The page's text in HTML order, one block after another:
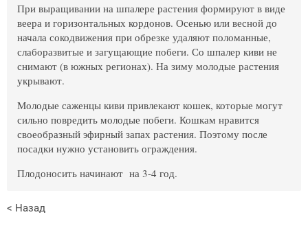
При выращивании на шпалере растения формируют в виде
веера и горизонтальных кордонов. Осенью или весной до
начала сокодвижения при обрезке удаляют поломанные,
слаборазвитые и загущающие побеги. Со шпалер киви не
снимают (в южных регионах). На зиму молодые растения
укрывают.
Молодые саженцы киви привлекают кошек, которые могут
сильно повредить молодые побеги. Кошкам нравится
своеобразный эфирный запах растения. Поэтому после
посадки нужно установить ограждения.
Плодоносить начинают на 3-4 год.
< Назад